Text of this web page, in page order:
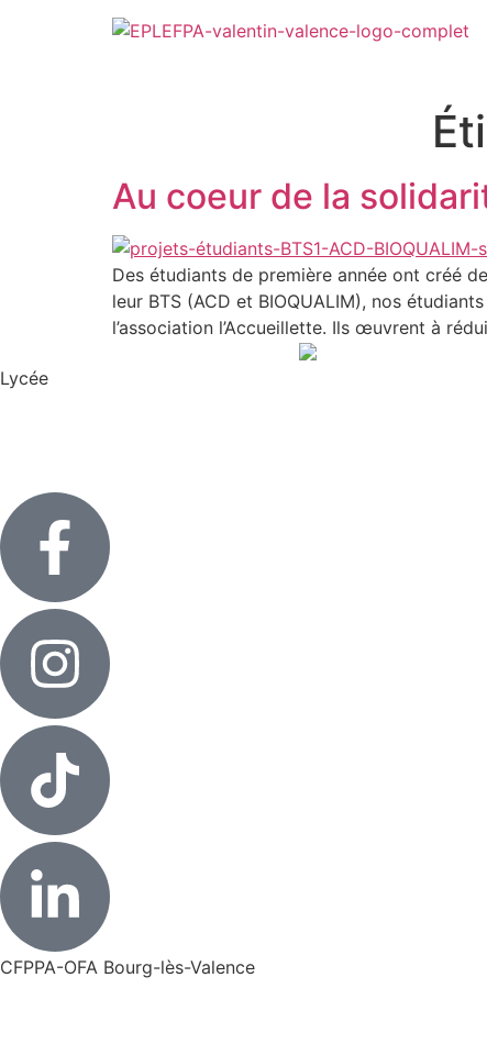
Au coeur de la
Des étudiants de première année ont créé
leur BTS (ACD et BIOQUALIM), nos
l’association l’Accueillette. Ils œuvrent à
Lycée
CFPPA-OFA Bourg-lès-Valence